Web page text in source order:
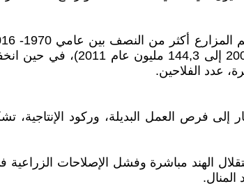
عدد الفلاحين.
إلى فرص العمل البديلة، وركود
الهند مباشرة وفشل الإصلاحات الزراعية في